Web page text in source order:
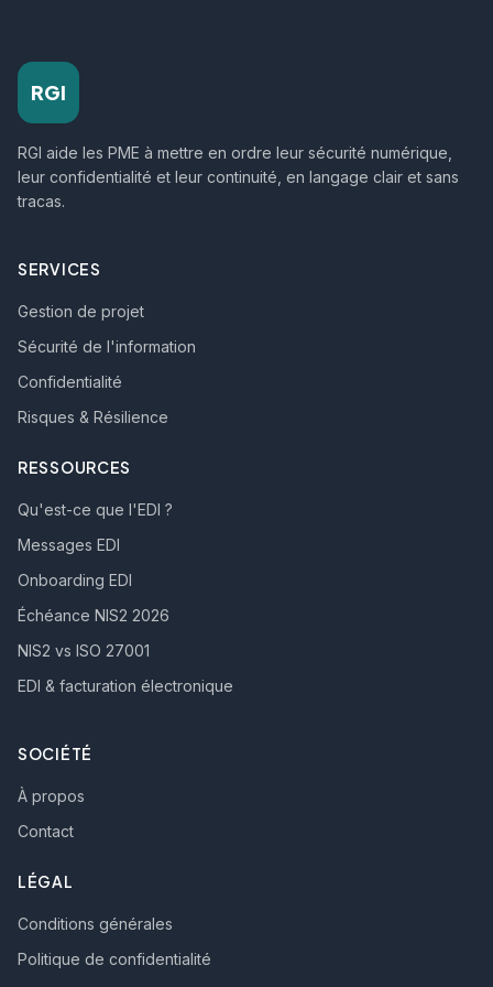
RGI
RGI aide les PME à mettre en ordre leur sécurité numérique,
leur confidentialité et leur continuité, en langage clair et sans
tracas.
SERVICES
Gestion de projet
Sécurité de l'information
Confidentialité
Risques & Résilience
RESSOURCES
Qu'est-ce que l'EDI ?
Messages EDI
Onboarding EDI
Échéance NIS2 2026
NIS2 vs ISO 27001
EDI & facturation électronique
SOCIÉTÉ
À propos
Contact
LÉGAL
Conditions générales
Politique de confidentialité